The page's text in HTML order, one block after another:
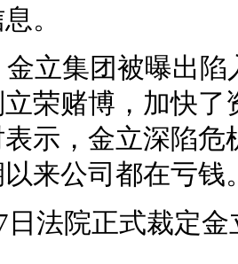
。
金立集团被曝出
荣赌博，加快
示，金立深陷
来公司都在亏钱
日法院正式裁定